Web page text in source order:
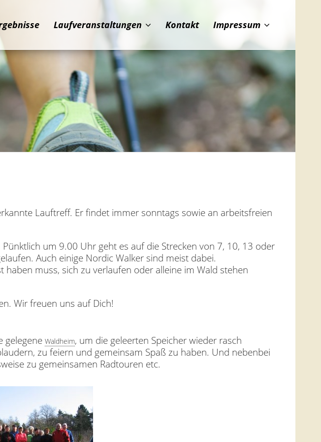
Laufveranstaltungen Kontakt Impressum
Lauftreff. Er findet immer sonntags sowie an arbeitsfreien
um 9.00 Uhr geht es auf die Strecken von 7, 10, 13 oder
Auch einige Nordic Walker sind meist dabei.
muss, sich zu verlaufen oder alleine im Wald stehen
Wir freuen uns auf Dich!
gelegene Waldheim, um die geleerten Speicher wieder rasch
zu feiern und gemeinsam Spaß zu haben. Und nebenbei
zu gemeinsamen Radtouren etc.